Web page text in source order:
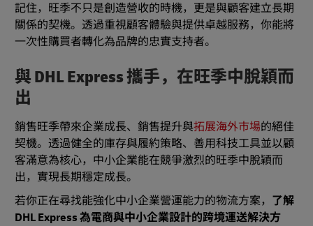
記住，旺季不只是創造營收的時機，更是與顧客建立長期
關係的契機。透過重視顧客體驗與提供卓越服務，你能將
一次性購買者轉化為品牌的忠實支持者。
與 DHL Express 攜手，在旺季中脫穎而
出
銷售旺季帶來企業成長、銷售提升與拓展海外市場的絕佳
契機。透過健全的庫存與履約策略、善用科技工具並以顧
客滿意為核心，中小企業能在競爭激烈的旺季中脫穎而
出，實現長期穩定成長。
若你正在尋找能強化中小企業營運能力的物流方案， 了解
DHL Express 為電商與中小企業設計的跨境運送解決方